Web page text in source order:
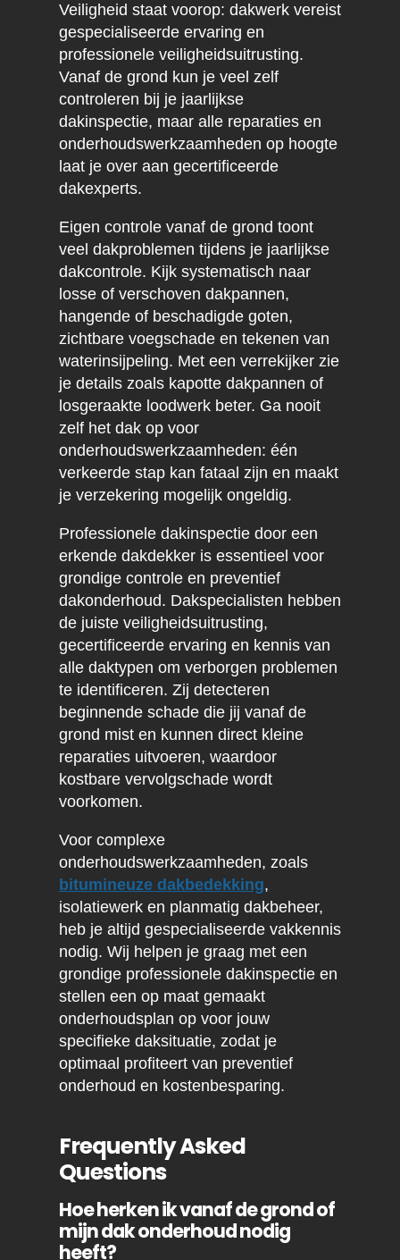
Veiligheid staat voorop: dakwerk vereist
gespecialiseerde ervaring en
professionele veiligheidsuitrusting.
Vanaf de grond kun je veel zelf
controleren bij je jaarlijkse
dakinspectie, maar alle reparaties en
onderhoudswerkzaamheden op hoogte
laat je over aan gecertificeerde
dakexperts.
Eigen controle vanaf de grond toont
veel dakproblemen tijdens je jaarlijkse
dakcontrole. Kijk systematisch naar
losse of verschoven dakpannen,
hangende of beschadigde goten,
zichtbare voegschade en tekenen van
waterinsijpeling. Met een verrekijker zie
je details zoals kapotte dakpannen of
losgeraakte loodwerk beter. Ga nooit
zelf het dak op voor
onderhoudswerkzaamheden: één
verkeerde stap kan fataal zijn en maakt
je verzekering mogelijk ongeldig.
Professionele dakinspectie door een
erkende dakdekker is essentieel voor
grondige controle en preventief
dakonderhoud. Dakspecialisten hebben
de juiste veiligheidsuitrusting,
gecertificeerde ervaring en kennis van
alle daktypen om verborgen problemen
te identificeren. Zij detecteren
beginnende schade die jij vanaf de
grond mist en kunnen direct kleine
reparaties uitvoeren, waardoor
kostbare vervolgschade wordt
voorkomen.
Voor complexe
onderhoudswerkzaamheden, zoals
bitumineuze dakbedekking,
isolatiewerk en planmatig dakbeheer,
heb je altijd gespecialiseerde vakkennis
nodig. Wij helpen je graag met een
grondige professionele dakinspectie en
stellen een op maat gemaakt
onderhoudsplan op voor jouw
specifieke daksituatie, zodat je
optimaal profiteert van preventief
onderhoud en kostenbesparing.
Frequently Asked
Questions
Hoe herken ik vanaf de grond of
mijn dak onderhoud nodig
heeft?